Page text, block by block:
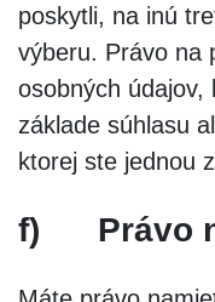
poskytli, na inú
výberu. Právo na
osobných
základe súhlasu
ktorej ste jednou
f) Právo